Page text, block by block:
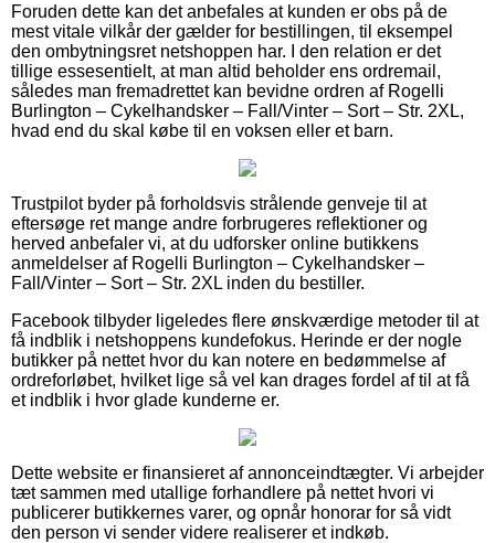
Foruden dette kan det anbefales at kunden er obs på de
mest vitale vilkår der gælder for bestillingen, til eksempel
den ombytningsret netshoppen har. I den relation er det
tillige essesentielt, at man altid beholder ens ordremail,
således man fremadrettet kan bevidne ordren af Rogelli
Burlington – Cykelhandsker – Fall/Vinter – Sort – Str. 2XL,
hvad end du skal købe til en voksen eller et barn.
Trustpilot byder på forholdsvis strålende genveje til at
eftersøge ret mange andre forbrugeres reflektioner og
herved anbefaler vi, at du udforsker online butikkens
anmeldelser af Rogelli Burlington – Cykelhandsker –
Fall/Vinter – Sort – Str. 2XL inden du bestiller.
Facebook tilbyder ligeledes flere ønskværdige metoder til at
få indblik i netshoppens kundefokus. Herinde er der nogle
butikker på nettet hvor du kan notere en bedømmelse af
ordreforløbet, hvilket lige så vel kan drages fordel af til at få
et indblik i hvor glade kunderne er.
Dette website er finansieret af annonceindtægter. Vi arbejder
tæt sammen med utallige forhandlere på nettet hvori vi
publicerer butikkernes varer, og opnår honorar for så vidt
den person vi sender videre realiserer et indkøb.